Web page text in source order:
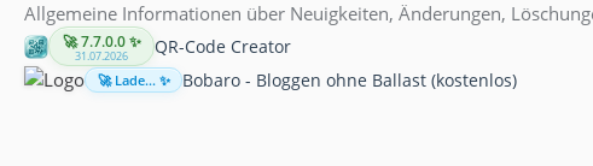
Allgemeine Informationen über Neuigkeiten, Änderungen,
🚀 7.7.0.0 ✨
31.07.2026 QR-Code Creator
🚀 Lade... ✨ Bobaro - Bloggen ohne Ballast (kostenlos)